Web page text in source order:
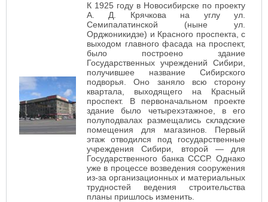
К 1925 году в Новосибирске по проекту
А. Д. Крячкова на углу ул.
Семипалатинской (ныне ул.
Орджоникидзе) и Красного проспекта, с
выходом главного фасада на проспект,
было построено здание
Государственных учреждений Сибири,
получившее название Сибирского
подворья. Оно заняло всю сторону
квартала, выходящего на Красный
проспект. В первоначальном проекте
здание было четырехэтажное, в его
полуподвалах размещались складские
помещения для магазинов. Первый
этаж отводился под государственные
учреждения Сибири, второй — для
Государственного банка СССР. Однако
уже в процессе возведения сооружения
из-за организационных и материальных
трудностей ведения строительства
планы пришлось изменить.